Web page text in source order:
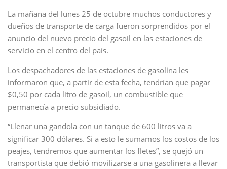
La mañana del lunes 25 de octubre muchos conductores y
dueños de transporte de carga fueron sorprendidos por el
anuncio del nuevo precio del gasoil en las estaciones de
servicio en el centro del país.
Los despachadores de las estaciones de gasolina les
informaron que, a partir de esta fecha, tendrían que pagar
$0,50 por cada litro de gasoil, un combustible que
permanecía a precio subsidiado.
“Llenar una gandola con un tanque de 600 litros va a
significar 300 dólares. Si a esto le sumamos los costos de los
peajes, tendremos que aumentar los fletes”, se quejó un
transportista que debió movilizarse a una gasolinera a llevar